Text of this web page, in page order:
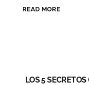
READ MORE
LOS 5